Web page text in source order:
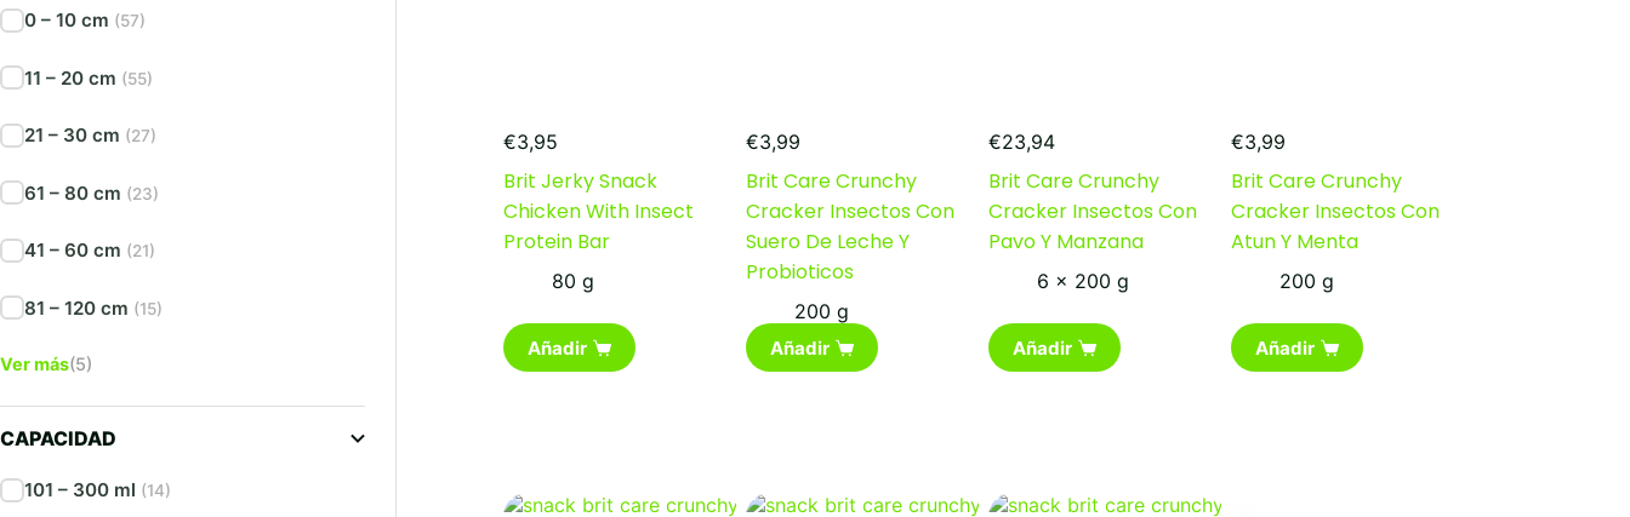
€3,95
Brit Jerky Snack
Chicken With Insect
Protein Bar
80 g
Añadir
€3,99
Brit Care Crunchy
Cracker Insectos Con
Suero De Leche Y
Probioticos
200 g
Añadir
€23,94
Brit Care Crunchy
Cracker Insectos Con
Pavo Y Manzana
6 x 200 g
Añadir
€3,99
Brit Care Crunchy
Cracker Insectos Con
Atun Y Menta
200 g
Añadir
0 – 10 cm (57)
11 – 20 cm (55)
21 – 30 cm (27)
61 – 80 cm (23)
41 – 60 cm (21)
81 – 120 cm (15)
Ver más(5)
CAPACIDAD
101 – 300 ml (14)